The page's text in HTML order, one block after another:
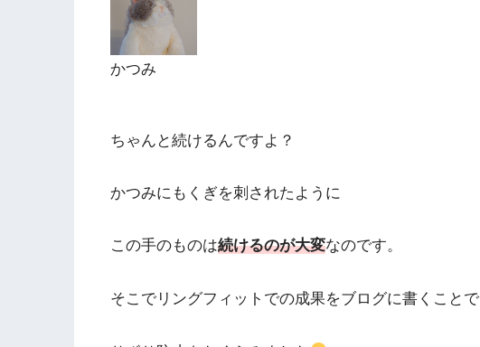
かつみ
ちゃんと続けるんですよ？
かつみにもくぎを刺されたように
この手のものは続けるのが大変なのです。
そこでリングフィットでの成果をブログに書くことで